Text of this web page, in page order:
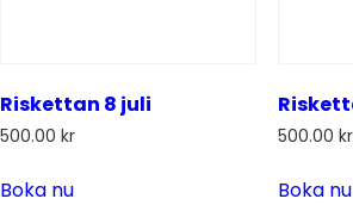
Riskettan 8 juli
500.00 kr
Boka nu
500.00 kr
Boka nu